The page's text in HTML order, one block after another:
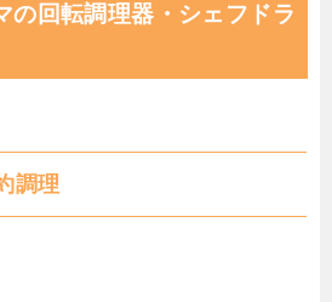
の回転調理器・シェフドラ
調理